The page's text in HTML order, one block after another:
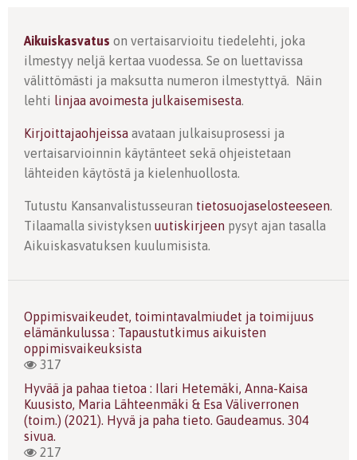
Aikuiskasvatus on vertaisarvioitu tiedelehti, joka
ilmestyy neljä kertaa vuodessa. Se on luettavissa
välittömästi ja maksutta numeron ilmestyttyä. Näin
lehti linjaa avoimesta julkaisemisesta.
Kirjoittajaohjeissa avataan julkaisuprosessi ja
vertaisarvioinnin käytänteet sekä ohjeistetaan
lähteiden käytöstä ja kielenhuollosta.
Tutustu Kansanvalistusseuran tietosuojaselosteeseen.
Tilaamalla sivistyksen uutiskirjeen pysyt ajan tasalla
Aikuiskasvatuksen kuulumisista.
Oppimisvaikeudet, toimintavalmiudet ja toimijuus
elämänkulussa : Tapaustutkimus aikuisten
oppimisvaikeuksista
317
Hyvää ja pahaa tietoa : Ilari Hetemäki, Anna-Kaisa
Kuusisto, Maria Lähteenmäki & Esa Väliverronen
(toim.) (2021). Hyvä ja paha tieto. Gaudeamus. 304
sivua.
217